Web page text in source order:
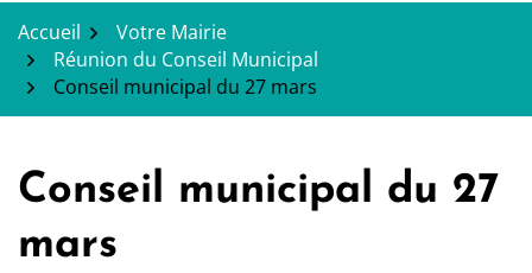
Accueil
Votre Mairie
Réunion du Conseil Municipal
Conseil municipal du 27 mars
Conseil municipal du 27
mars